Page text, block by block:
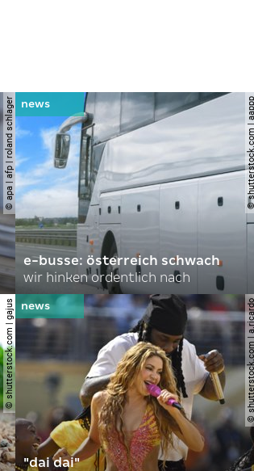
© apa | afp | roland schlager ©
e-busse: österreich schwach
wir hinken ordentlich nach
© shutterstock.com | gajus ©
"dai dai"